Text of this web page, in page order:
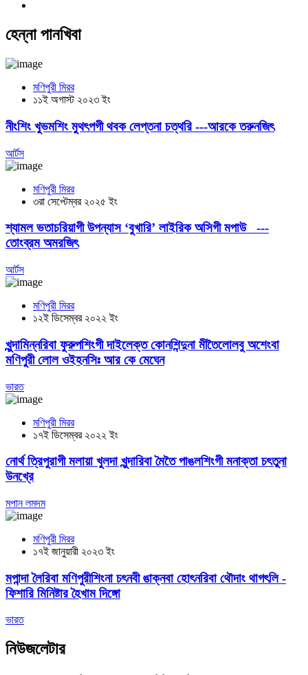
হেন্না পানখিবা
মণিপুরী মিরর
১১ই অগাস্ট ২০২৩ ইং
নীংশিং খুভমশিং মুথৎপগী থবক লেপ্তনা চত্থরি ---আরকে তরুনজিৎ
আর্টস
মণিপুরী মিরর
৩রা সেপ্টেম্বর ২০২৫ ইং
শ্যামল ভতাচরিয়াগী উপন্যাস ‘বুখারি’ লাইরিক অসিগী মপাউ ---
তোংব্রম অমরজিৎ
আর্টস
মণিপুরী মিরর
১২ই ডিসেম্বর ২০২২ ইং
খুন্দামিন্নরিবা ফুরুপশিংগী দাইলেক্ত কোনশিন্দুনা মীতৈলোলবু অশেংবা
মণিপুরী লোল ওইহনসিঃ আর কে মেঘেন
ভারত
মণিপুরী মিরর
১৭ই ডিসেম্বর ২০২২ ইং
নোর্থ ত্রিপুরাগী মলায়া খুলদা খুন্দারিবা মৈতৈ পাঙলশিংগী মনাক্তা চৎতুনা
উনখ্রে
মপান লমদম
মণিপুরী মিরর
১৭ই জানুয়ারী ২০২৩ ইং
মপান্দা লৈরিবা মণিপুরীশিংনা চৎনবী ঙাক্নবা হোৎনরিবা থৌদাং থাগৎলি -
ফিশারি মিনিষ্টার হৈখাম দিঙ্গো
ভারত
নিউজলেটার